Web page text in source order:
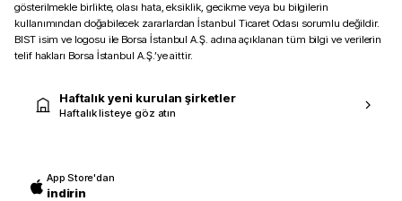
gösterilmekle birlikte, olası hata, eksiklik, gecikme veya bu bilgilerin
kullanımından doğabilecek zararlardan İstanbul Ticaret Odası sorumlu değildir.
BIST isim ve logosu ile Borsa İstanbul A.Ş. adına açıklanan tüm bilgi ve verilerin
telif hakları Borsa İstanbul A.Ş.’ye aittir.
Haftalık yeni kurulan şirketler
Haftalık listeye göz atın
App Store'dan
indirin